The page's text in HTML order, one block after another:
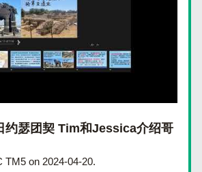
约瑟团契 Tim和Jessica介绍哥
TM5 on 2024-04-20.